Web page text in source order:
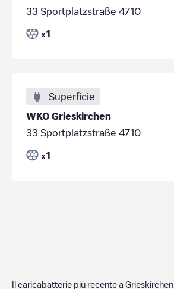
33 Sportplatzstraße 4710
x 1
Superficie
WKO Grieskirchen
33 Sportplatzstraße 4710
x 1
Il caricabatterie più recente a Grieskirchen